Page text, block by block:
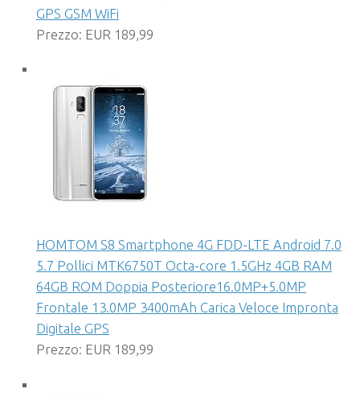
GPS GSM WiFi
Prezzo: EUR 189,99
HOMTOM S8 Smartphone 4G FDD-LTE Android 7.0
5.7 Pollici MTK6750T Octa-core 1.5GHz 4GB RAM
64GB ROM Doppia Posteriore16.0MP+5.0MP
Frontale 13.0MP 3400mAh Carica Veloce Impronta
Digitale GPS
Prezzo: EUR 189,99